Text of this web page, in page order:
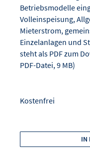
Betriebsmodelle
Volleinspeisung,
Mieterstrom,
Einzelanlagen und
steht als PDF zum
PDF-Datei, 9 MB)
Kostenfrei
IN